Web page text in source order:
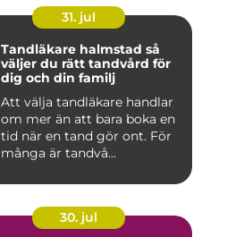
31. jul
Tandläkare halmstad så
väljer du rätt tandvård för
dig och din familj
Att välja tandläkare handlar
om mer än att bara boka en
tid när en tand gör ont. För
många är tandvå...
30. jul